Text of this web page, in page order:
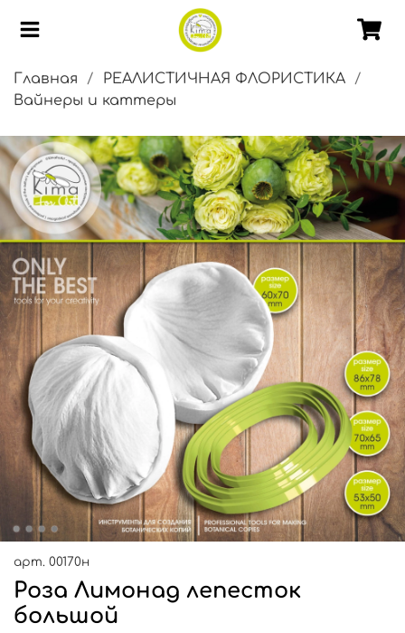
Главная
РЕАЛИСТИЧНАЯ ФЛОРИСТИКА
Вайнеры и каттеры
арт. 00170н
Роза Лимонад лепесток
большой